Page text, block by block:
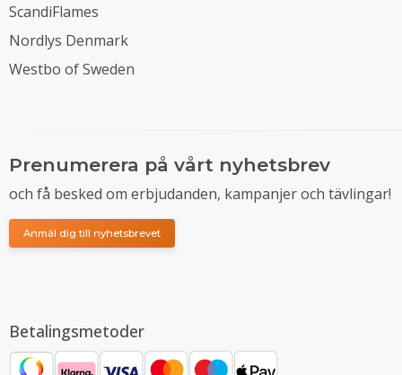
ScandiFlames
Nordlys Denmark
Westbo of Sweden
Prenumerera på vårt nyhetsbrev
och få besked om erbjudanden, kampanjer och tävlingar!
Anmäl dig till nyhetsbrevet
Betalingsmetoder